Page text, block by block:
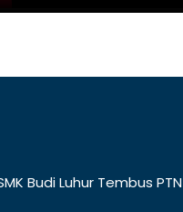
Budi Luhur Tembus PTN